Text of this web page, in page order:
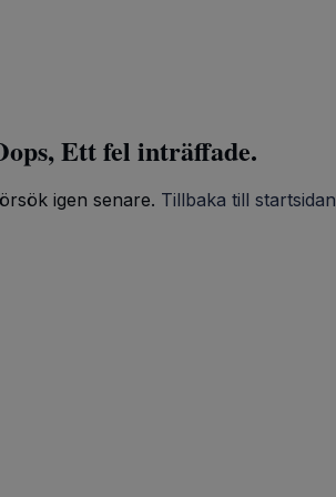
Ett fel inträffade.
igen senare. Tillbaka till startsidan